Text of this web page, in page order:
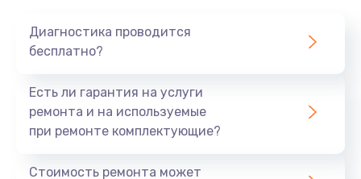
Диагностика проводится
бесплатно?
Есть ли гарантия на услуги
ремонта и на используемые
при ремонте комплектующие?
Стоимость ремонта может